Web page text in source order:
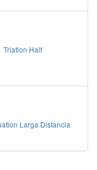
Triatlon Half
Larga Distancia